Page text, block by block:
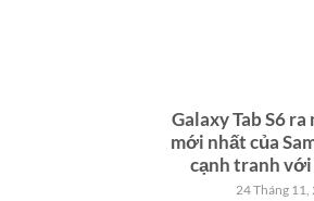
Galaxy Tab S6
mới nhất của
cạnh tranh với
24 Tháng 11,